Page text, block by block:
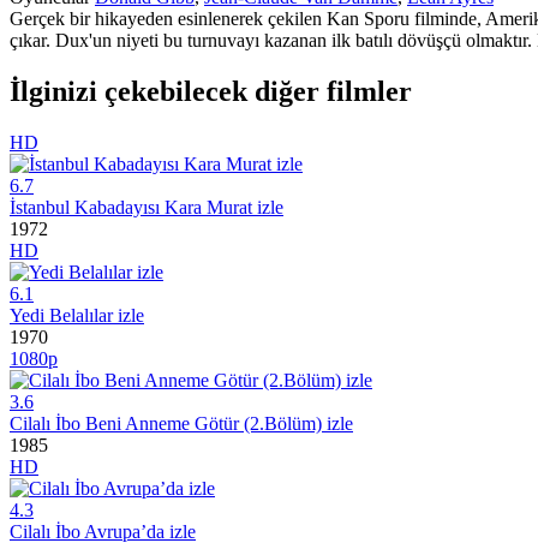
Gerçek bir hikayeden esinlenerek çekilen Kan Sporu filminde,
çıkar. Dux'un niyeti bu turnuvayı kazanan ilk batılı dövüşçü
İlginizi çekebilecek diğer filmler
HD
6.7
İstanbul Kabadayısı Kara Murat izle
1972
HD
6.1
Yedi Belalılar izle
1970
1080p
3.6
Cilalı İbo Beni Anneme Götür (2.Bölüm) izle
1985
HD
4.3
Cilalı İbo Avrupa’da izle